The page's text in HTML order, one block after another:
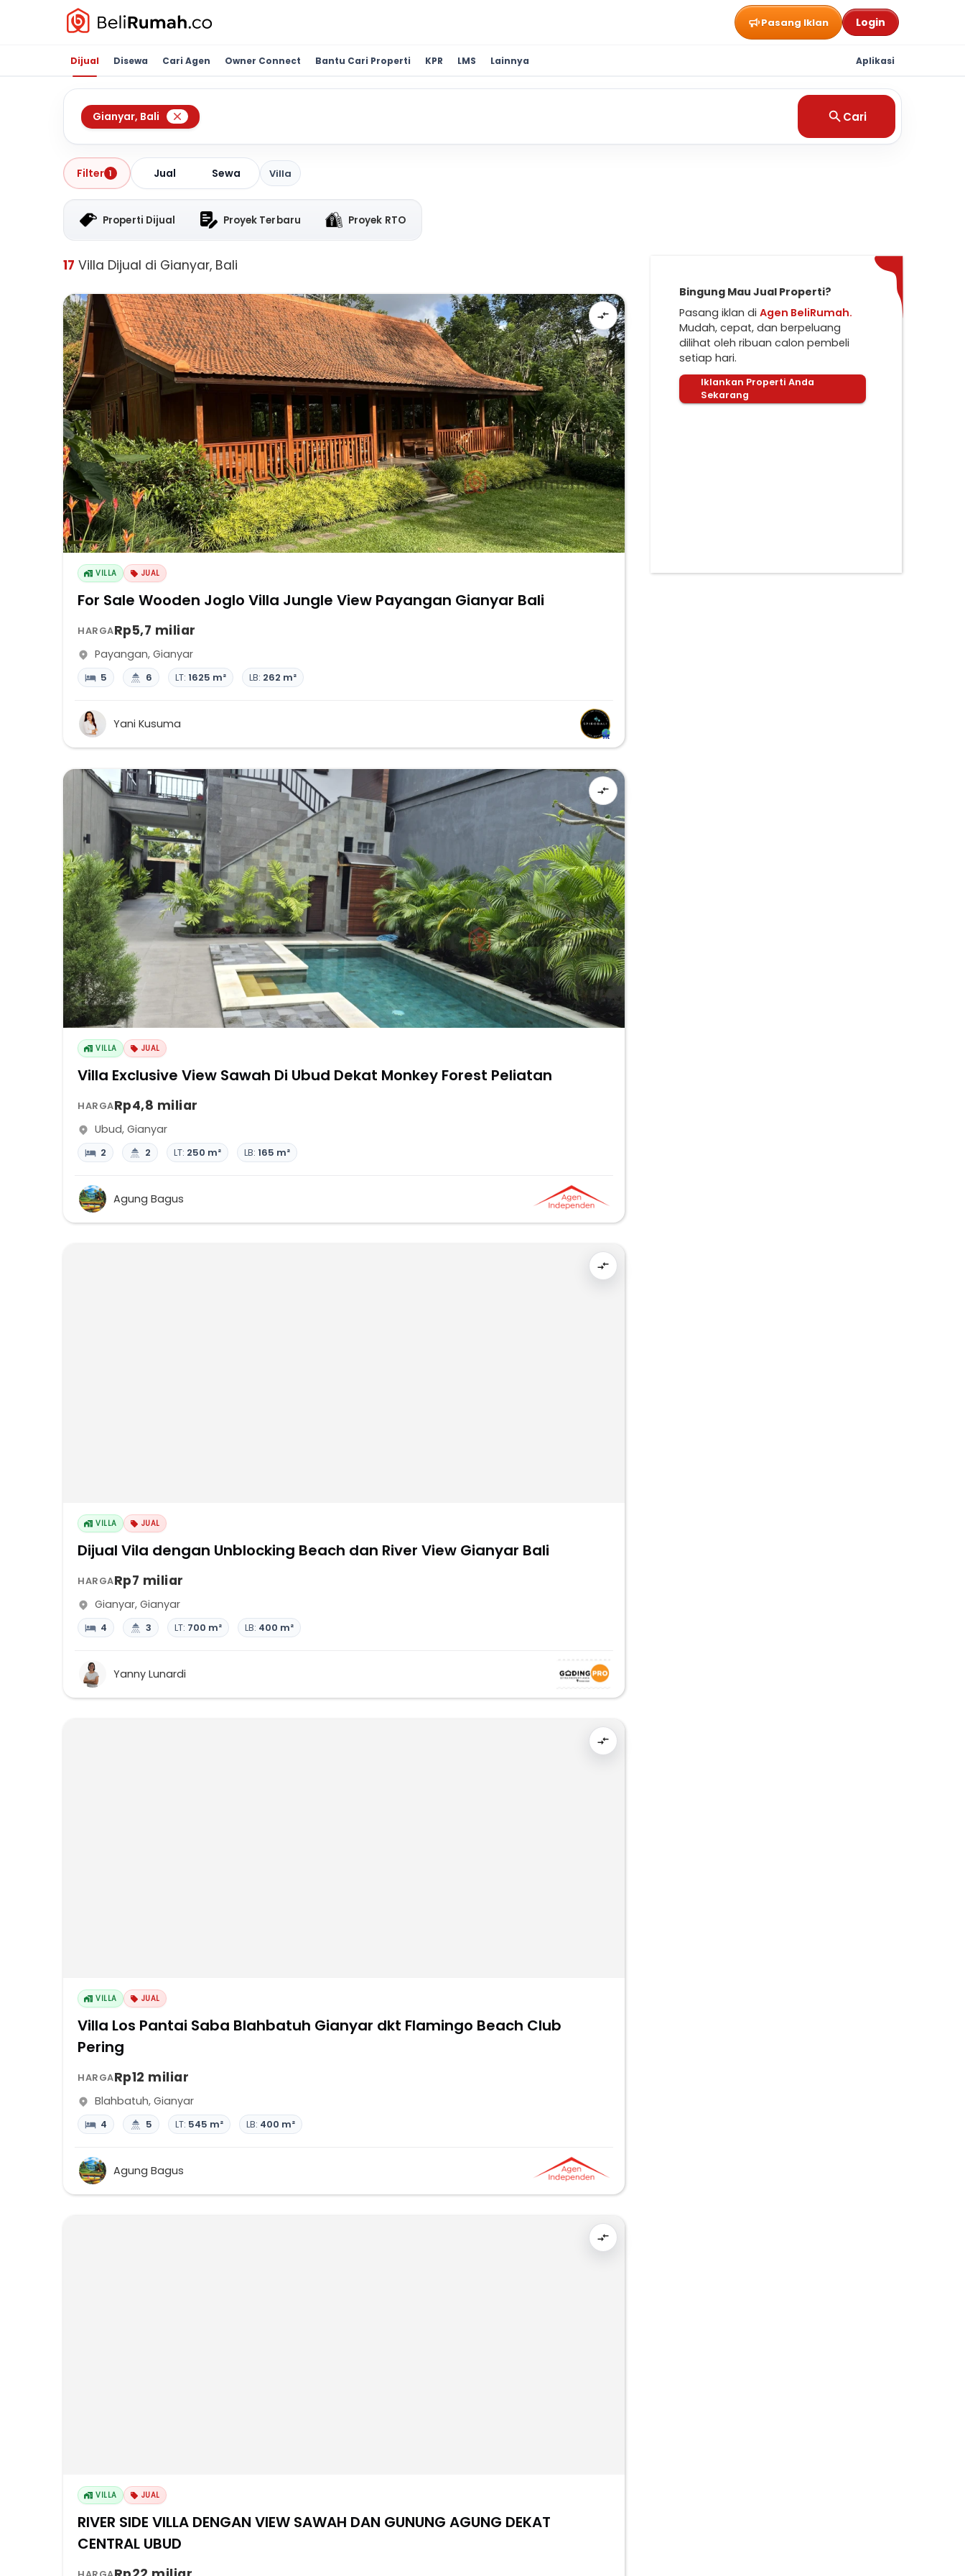
Pasang Iklan Login
Dijual Disewa Cari Agen Owner Connect Bantu Cari Properti KPR LMS Lainnya Aplikasi
Gianyar, Bali Cari
Filter 1 Jual Sewa Villa
Properti Dijual Proyek Terbaru Proyek RTO
17 Villa Dijual di Gianyar, Bali
VILLA JUAL
For Sale Wooden Joglo Villa Jungle View Payangan Gianyar Bali
HARGARp5,7 miliar
Payangan, Gianyar
5 6 LT: 1625 m² LB: 262 m²
Yani Kusuma
VILLA JUAL
Villa Exclusive View Sawah Di Ubud Dekat Monkey Forest Peliatan
HARGARp4,8 miliar
Ubud, Gianyar
2 2 LT: 250 m² LB: 165 m²
Agung Bagus
VILLA JUAL
Dijual Vila dengan Unblocking Beach dan River View Gianyar Bali
HARGARp7 miliar
Gianyar, Gianyar
4 3 LT: 700 m² LB: 400 m²
Yanny Lunardi
VILLA JUAL
Villa Los Pantai Saba Blahbatuh Gianyar dkt Flamingo Beach Club
Pering
HARGARp12 miliar
Blahbatuh, Gianyar
4 5 LT: 545 m² LB: 400 m²
Agung Bagus
VILLA JUAL
RIVER SIDE VILLA DENGAN VIEW SAWAH DAN GUNUNG AGUNG DEKAT
CENTRAL UBUD
Bingung Mau Jual Properti?
Pasang iklan di Agen BeliRumah.
Mudah, cepat, dan berpeluang
dilihat oleh ribuan calon pembeli
setiap hari.
Iklankan Properti Anda
Sekarang